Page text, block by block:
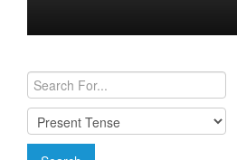
Conjugation Charts
Need a Spanish Tutor?